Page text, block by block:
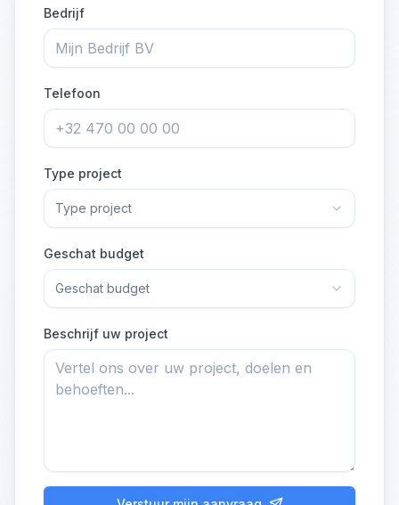
Bedrijf
Telefoon
Type project
Type project
Geschat budget
Geschat budget
Beschrijf uw project